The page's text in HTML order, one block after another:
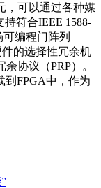
，可以通过各种媒
持符合IEEE 1588-
编程门阵列
件的选择性冗余机
协议（PRP）。
到FPGA中，作为